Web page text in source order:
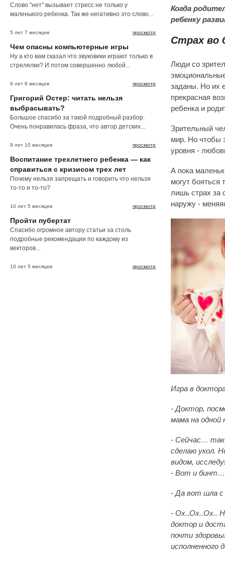
Слово "нет" вызывает стресс не только у
маленького ребенка. Так же негативно это слово...
просмотр
5 лет 7 месяцев
Чем опасны компьютерные игры
Ну а кто вам сказал что звуковики играют только в
стрелялки? И потом совершенно любой...
просмотр
9 лет 8 месяцев
Григорий Остер: читать нельзя
выбрасывать?
Большое спасибо за такой подробный разбор.
Очень понравилась фраза, что автор детских...
просмотр
9 лет 10 месяцев
Воспитание трехлетнего ребенка — как
справиться с кризисом трех лет
Почему нельзя запрещать и говорить что нельзя
то-то и то-то?
просмотр
10 лет 5 месяцев
Пройти пубертат
Спасибо огромное автору статьи за столь
подробные рекомендации по каждому из
векторов...
просмотр
10 лет 5 месяцев
Когда
ребенку
Страх во
Люди со
заданы. Но их
прекрасная
ребенка и
Зрительный
мир. Но чтобы
уровня -
А пока
могут бояться
лишь страх за
наружу -
Игра в
- Доктор,
мама на одной
- Сейчас…
сделаю укол.
видом,
- Вот и бинт…
- Да вот шла с
- Ох..Ох..Ох..
доктор и
почти
исполненного